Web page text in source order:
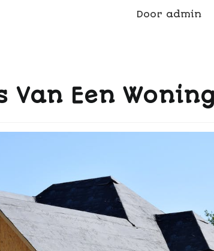
Door admin
Van Een Woning